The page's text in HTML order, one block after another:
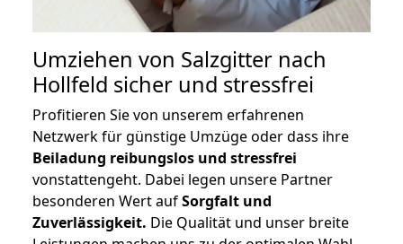
Umziehen von Salzgitter nach
Hollfeld sicher und stressfrei
Profitieren Sie von unserem erfahrenen
Netzwerk für günstige Umzüge oder dass ihre
Beiladung reibungslos und stressfrei
vonstattengeht. Dabei legen unsere Partner
besonderen Wert aufSorgfalt und
Zuverlässigkeit. Die Qualität und unser breite